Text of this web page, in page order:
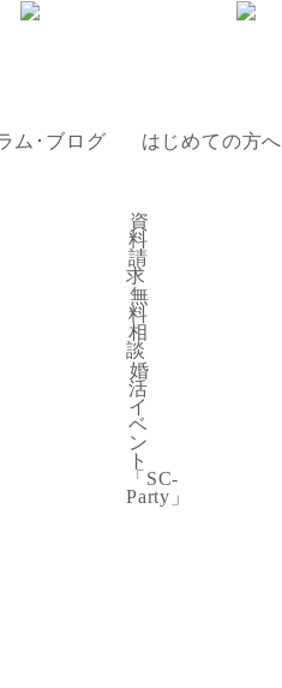
婚活イベント「SC-Party」
概要
採用情報
口コミ・評判
ム･ブログ はじめての方へ
資
料
請
求
無
料
相
談
婚
活
イ
ベ
ン
ト
「SC-
Party」